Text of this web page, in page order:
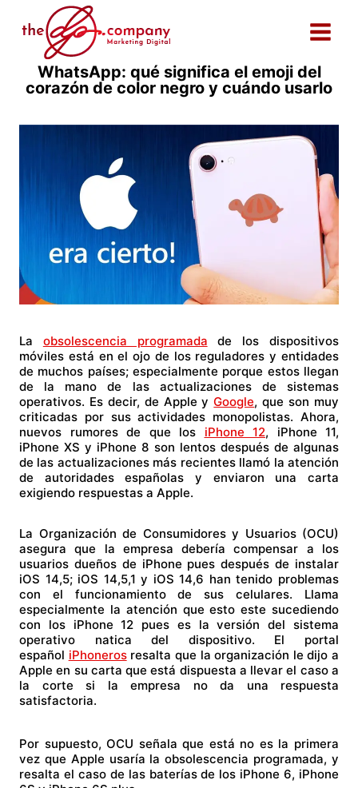
contenido
WhatsApp: qué significa el emoji del
corazón de color negro y cuándo usarlo
La obsolescencia programada de los dispositivos
móviles está en el ojo de los reguladores y entidades
de muchos países; especialmente porque estos llegan
de la mano de las actualizaciones de sistemas
operativos. Es decir, de Apple yGoogle, que son muy
criticadas por sus actividades monopolistas. Ahora,
nuevos rumores de que los iPhone 12, iPhone 11,
iPhone XS y iPhone 8 son lentos después de algunas
de las actualizaciones más recientes llamó la atención
de autoridades españolas y enviaron una carta
exigiendo respuestas a Apple.
La Organización de Consumidores y Usuarios (OCU)
asegura que la empresa debería compensar a los
usuarios dueños de iPhone pues después de instalar
iOS 14,5; iOS 14,5,1 y iOS 14,6 han tenido problemas
con el funcionamiento de sus celulares. Llama
especialmente la atención que esto este sucediendo
con los iPhone 12 pues es la versión del sistema
operativo natica del dispositivo. El portal
español iPhonerosresalta que la organización le dijo a
Apple en su carta que está dispuesta a llevar el caso a
la corte si la empresa no da una respuesta
satisfactoria.
Por supuesto, OCU señala que está no es la primera
vez que Apple usaría la obsolescencia programada, y
resalta el caso de las baterías de los iPhone 6, iPhone